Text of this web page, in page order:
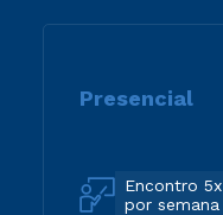
Presencial
Encontro 5x
por semana